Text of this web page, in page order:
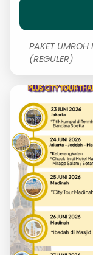
PAKET
(REGULER)